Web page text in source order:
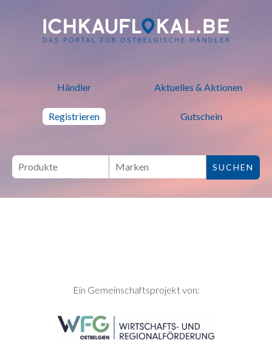
ich kauf lokal - Bei lokalen
Händler Aktuelles & Aktionen
Registrieren Gutschein
SEITENFUSSEin Gemeinschaftsprojekt von: